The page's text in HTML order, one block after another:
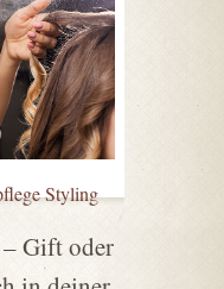
Styling
Gift oder